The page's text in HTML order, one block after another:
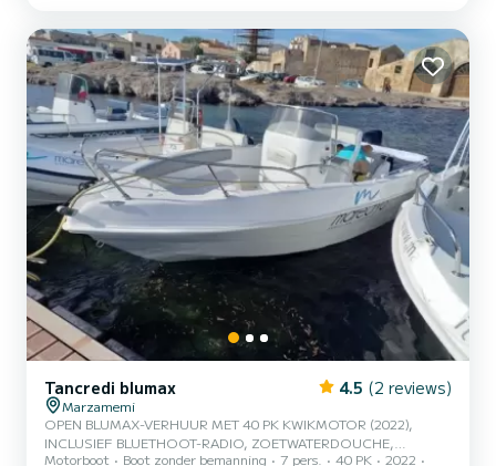
een grote, comfortabele en gemakkelijk te besturen boot. Deze
boot is...
Tancredi blumax 4.5 (2 reviews)
Marzamemi
OPEN BLUMAX-VERHUUR MET 40 PK KWIKMOTOR (2022),
INCLUSIEF BLUETHOOT-RADIO, ZOETWATERDOUCHE,
IJSBORST CAPACITEIT 7 PERSONEN INCLUSIEF BESTUURDER
Motorboot Boot zonder bemanning 7 pers. 40 PK
2022